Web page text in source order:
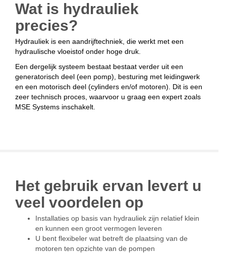
Wat is hydrauliek
precies?
Hydrauliek is een aandrijftechniek, die werkt met een
hydraulische vloeistof onder hoge druk.
Een dergelijk systeem bestaat bestaat verder uit een
generatorisch deel (een pomp), besturing met leidingwerk
en een motorisch deel (cylinders en/of motoren). Dit is een
zeer technisch proces, waarvoor u graag een expert zoals
MSE Systems inschakelt.
Het gebruik ervan levert u
veel voordelen op
Installaties op basis van hydrauliek zijn relatief klein
en kunnen een groot vermogen leveren
U bent flexibeler wat betreft de plaatsing van de
motoren ten opzichte van de pompen